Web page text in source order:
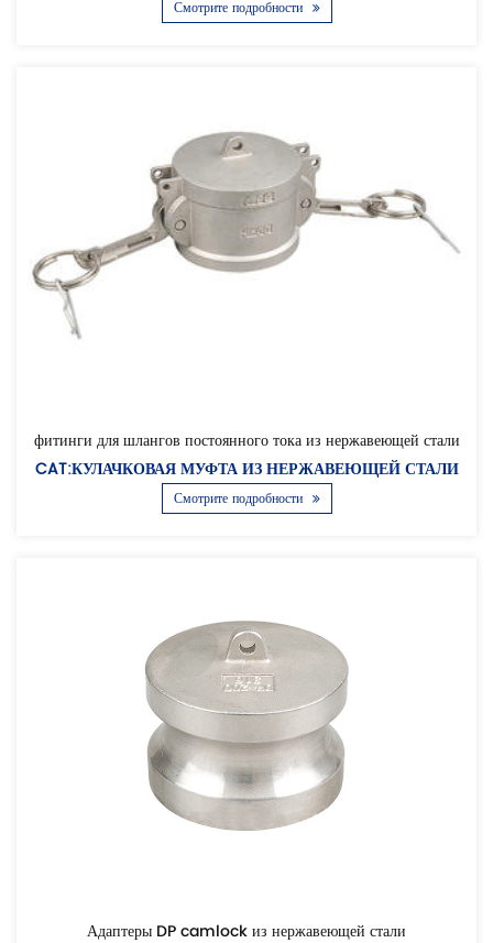
Смотрите подробности
фитинги для шлангов постоянного тока из нержавеющей стали
CAT:КУЛАЧКОВАЯ МУФТА ИЗ НЕРЖАВЕЮЩЕЙ СТАЛИ
Смотрите подробности
Адаптеры DP camlock из нержавеющей стали